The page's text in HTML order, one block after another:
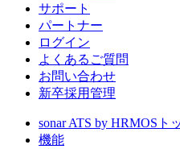
サポート
パートナー
ログイン
よくあるご質問
お問い合わせ
新卒採用管理
sonar ATS by HRMOS ト
機能